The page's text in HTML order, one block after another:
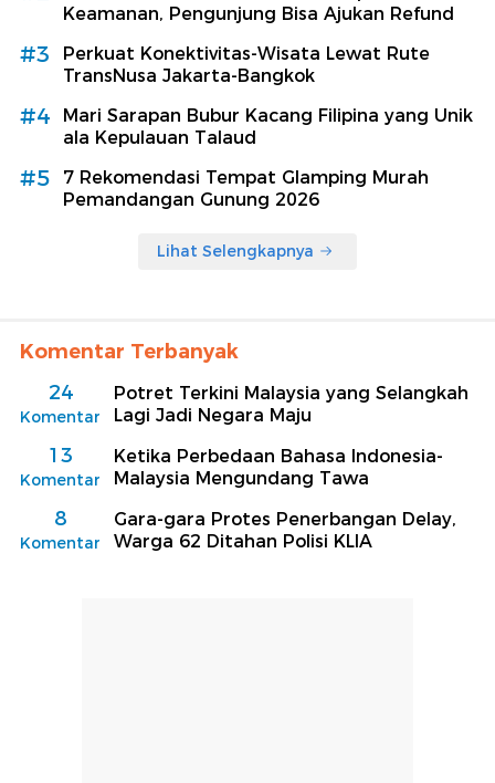
Keamanan, Pengunjung Bisa Ajukan Refund
#3
Perkuat Konektivitas-Wisata Lewat Rute
TransNusa Jakarta-Bangkok
#4
Mari Sarapan Bubur Kacang Filipina yang Unik
ala Kepulauan Talaud
#5
7 Rekomendasi Tempat Glamping Murah
Pemandangan Gunung 2026
Lihat Selengkapnya
Komentar Terbanyak
24
Komentar
Potret Terkini Malaysia yang Selangkah
Lagi Jadi Negara Maju
13
Komentar
Ketika Perbedaan Bahasa Indonesia-
Malaysia Mengundang Tawa
8
Komentar
Gara-gara Protes Penerbangan Delay,
Warga 62 Ditahan Polisi KLIA